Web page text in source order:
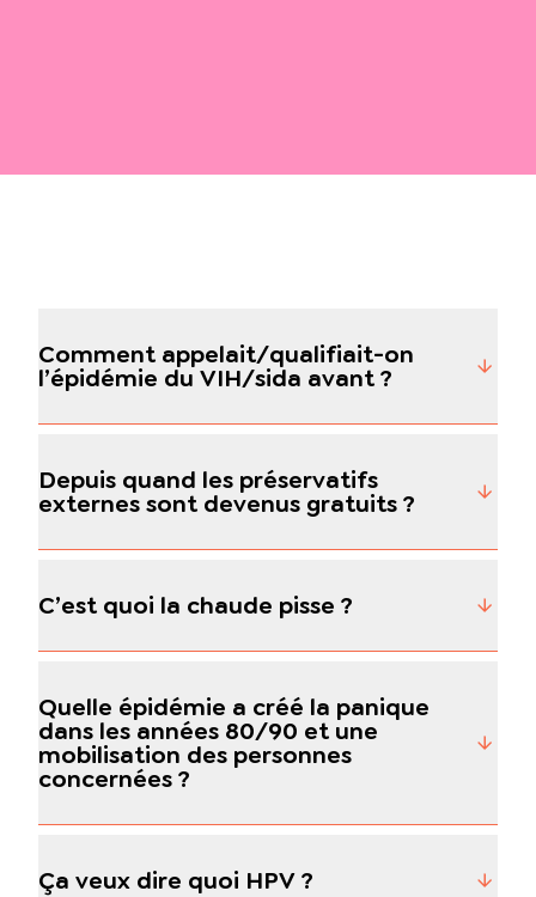
Comment appelait/qualifiait-on
l’épidémie du VIH/sida avant ?
Depuis quand les préservatifs
externes sont devenus gratuits ?
C’est quoi la chaude pisse ?
Quelle épidémie a créé la panique
dans les années 80/90 et une
mobilisation des personnes
concernées ?
Ça veux dire quoi HPV ?